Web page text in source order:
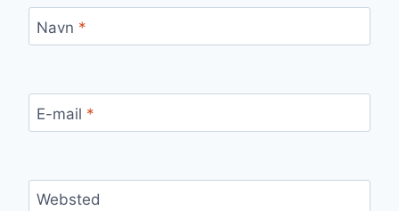
Navn *
E-mail *
Websted